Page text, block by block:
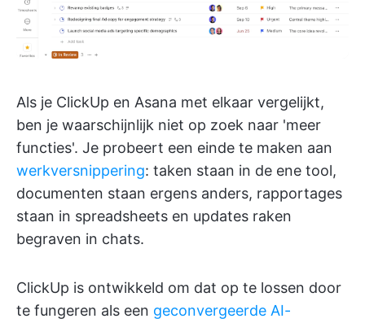
Als je ClickUp en Asana met elkaar vergelijkt,
ben je waarschijnlijk niet op zoek naar 'meer
functies'. Je probeert een einde te maken aan
werkversnippering: taken staan in de ene tool,
documenten staan ergens anders, rapportages
staan in spreadsheets en updates raken
begraven in chats.
ClickUp is ontwikkeld om dat op te lossen door
te fungeren als een geconvergeerde AI-